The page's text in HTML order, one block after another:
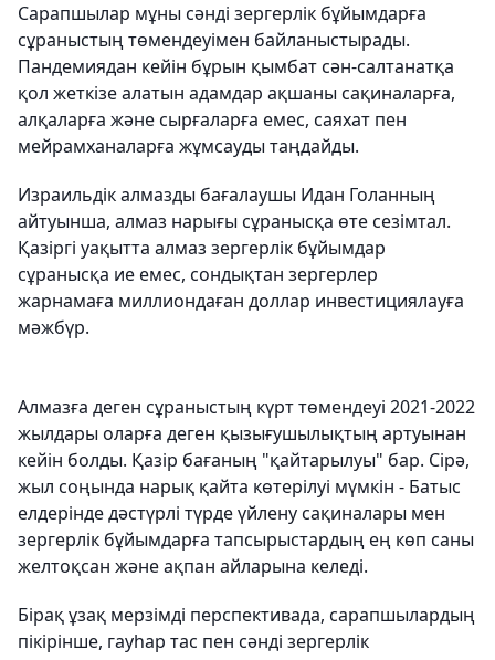
Сарапшылар мұны сәнді зергерлік бұйымдарға
сұраныстың төмендеуімен байланыстырады.
Пандемиядан кейін бұрын қымбат сән-салтанатқа
қол жеткізе алатын адамдар ақшаны сақиналарға,
алқаларға және сырғаларға емес, саяхат пен
мейрамханаларға жұмсауды таңдайды.
Израильдік алмазды бағалаушы Идан Голанның
айтуынша, алмаз нарығы сұранысқа өте сезімтал.
Қазіргі уақытта алмаз зергерлік бұйымдар
сұранысқа ие емес, сондықтан зергерлер
жарнамаға миллиондаған доллар инвестициялауға
мәжбүр.
Алмазға деген сұраныстың күрт төмендеуі 2021-2022
жылдары оларға деген қызығушылықтың артуынан
кейін болды. Қазір бағаның "қайтарылуы" бар. Сірә,
жыл соңында нарық қайта көтерілуі мүмкін - Батыс
елдерінде дәстүрлі түрде үйлену сақиналары мен
зергерлік бұйымдарға тапсырыстардың ең көп саны
желтоқсан және ақпан айларына келеді.
Бірақ ұзақ мерзімді перспективада, сарапшылардың
пікірінше, гауһар тас пен сәнді зергерлік